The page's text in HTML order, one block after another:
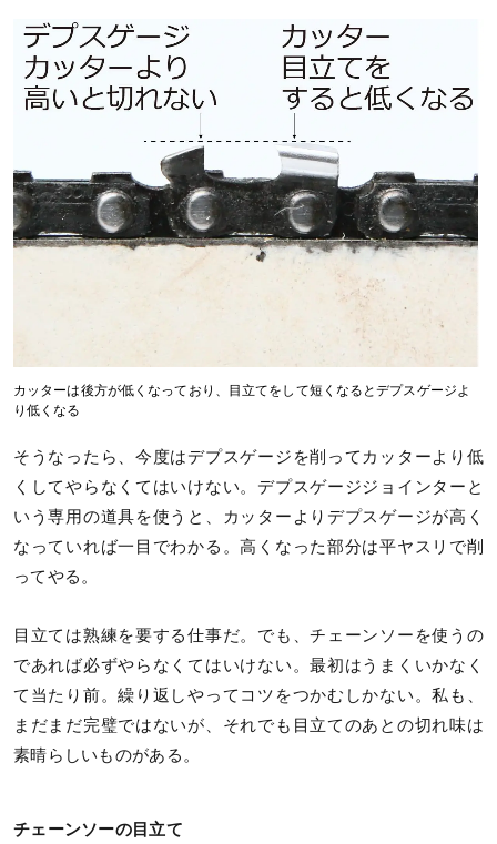
カッターは後方が低くなっており、目立てをして短くなるとデプスゲージよ
り低くなる
そうなったら、今度はデプスゲージを削ってカッターより低
くしてやらなくてはいけない。デプスゲージジョインターと
いう専用の道具を使うと、カッターよりデプスゲージが高く
なっていれば一目でわかる。高くなった部分は平ヤスリで削
ってやる。
目立ては熟練を要する仕事だ。でも、チェーンソーを使うの
であれば必ずやらなくてはいけない。最初はうまくいかなく
て当たり前。繰り返しやってコツをつかむしかない。私も、
まだまだ完璧ではないが、それでも目立てのあとの切れ味は
素晴らしいものがある。
チェーンソーの目立て